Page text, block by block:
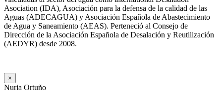
Asociation (IDA), Asociación para la defensa de la calidad de las
Aguas (ADECAGUA) y Asociación Española de Abastecimiento
de Agua y Saneamiento (AEAS). Perteneció al Consejo de
Dirección de la Asociación Española de Desalación y Reutilización
(AEDYR) desde 2008.
×
Nuria Ortuño